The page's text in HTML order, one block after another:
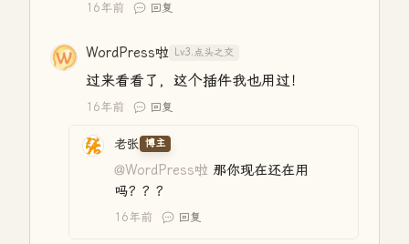
16年前 回复
WordPress啦 Lv3.点头之交
过来看看了，这个插件我也用过！
16年前 回复
老张 博主
@WordPress啦 那你现在还在用
吗？？？
16年前 回复